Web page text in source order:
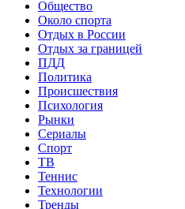
Общество
Около спорта
Отдых в России
Отдых за границей
ПДД
Политика
Происшествия
Психология
Рынки
Сериалы
Спорт
ТВ
Теннис
Технологии
Тренды